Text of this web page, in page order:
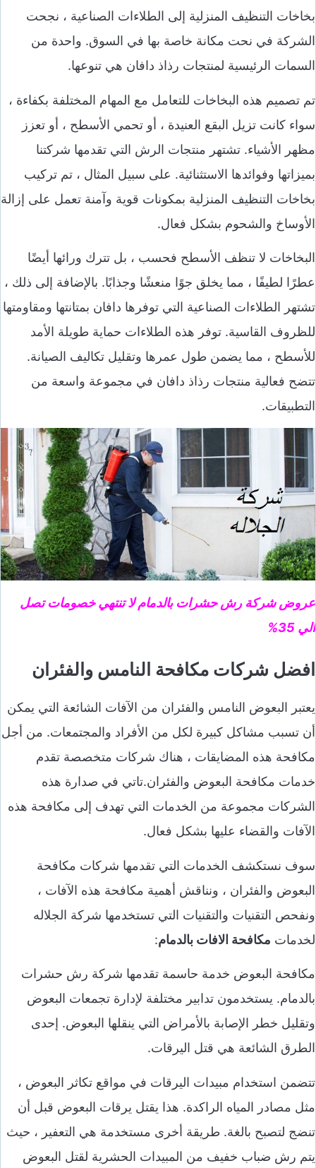
بخاخات التنظيف المنزلية إلى الطلاءات الصناعية ، نجحت
الشركة في نحت مكانة خاصة بها في السوق. واحدة من
السمات الرئيسية لمنتجات رذاذ دافان هي تنوعها.
تم تصميم هذه البخاخات للتعامل مع المهام المختلفة بكفاءة ،
سواء كانت تزيل البقع العنيدة ، أو تحمي الأسطح ، أو تعزز
مظهر الأشياء. تشتهر منتجات الرش التي تقدمها شركتنا
بميزاتها وفوائدها الاستثنائية. على سبيل المثال ، تم تركيب
بخاخات التنظيف المنزلية بمكونات قوية وآمنة تعمل على إزالة
الأوساخ والشحوم بشكل فعال.
البخاخات لا تنظف الأسطح فحسب ، بل تترك ورائها أيضًا
عطرًا لطيفًا ، مما يخلق جوًا منعشًا وجذابًا. بالإضافة إلى ذلك ،
تشتهر الطلاءات الصناعية التي توفرها دافان بمتانتها ومقاومتها
للظروف القاسية. توفر هذه الطلاءات حماية طويلة الأمد
للأسطح ، مما يضمن طول عمرها وتقليل تكاليف الصيانة.
تتضح فعالية منتجات رذاذ دافان في مجموعة واسعة من
التطبيقات.
عروض شركة رش حشرات بالدمام لا تنتهي خصومات تصل
الي 35%
افضل شركات مكافحة النامس والفئران
يعتبر البعوض النامس والفئران من الآفات الشائعة التي يمكن
أن تسبب مشاكل كبيرة لكل من الأفراد والمجتمعات. من أجل
مكافحة هذه المضايقات ، هناك شركات متخصصة تقدم
خدمات مكافحة البعوض والفئران.تاتي في صدارة هذه
الشركات مجموعة من الخدمات التي تهدف إلى مكافحة هذه
الآفات والقضاء عليها بشكل فعال.
سوف نستكشف الخدمات التي تقدمها شركات مكافحة
البعوض والفئران ، ونناقش أهمية مكافحة هذه الآفات ،
ونفحص التقنيات والتقنيات التي تستخدمها شركة الجلاله
لخدمات مكافحة الافات بالدمام:
مكافحة البعوض خدمة حاسمة تقدمها شركة رش حشرات
بالدمام. يستخدمون تدابير مختلفة لإدارة تجمعات البعوض
وتقليل خطر الإصابة بالأمراض التي ينقلها البعوض. إحدى
الطرق الشائعة هي قتل اليرقات.
تتضمن استخدام مبيدات اليرقات في مواقع تكاثر البعوض ،
مثل مصادر المياه الراكدة. هذا يقتل يرقات البعوض قبل أن
تنضج لتصبح بالغة. طريقة أخرى مستخدمة هي التعفير ، حيث
يتم رش ضباب خفيف من المبيدات الحشرية لقتل البعوض